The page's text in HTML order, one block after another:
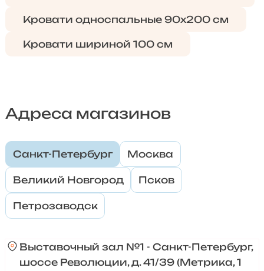
Кровати односпальные 90х200 см
Кровати шириной 100 см
Адреса магазинов
Санкт-Петербург Москва
Великий Новгород Псков
Петрозаводск
Выставочный зал №1 - Санкт-Петербург,
шоссе Революции, д. 41/39 (Метрика, 1